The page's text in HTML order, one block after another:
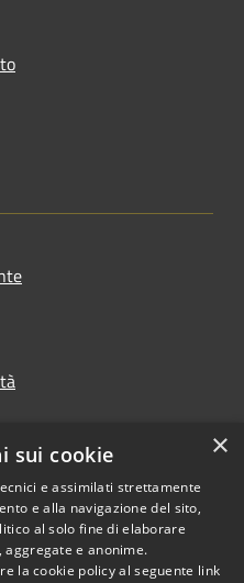
Copyright © 2026 • Comune di
Buccinasco • Powered by
×
sui cookie
e assimilati strettamente
e alla navigazione del sito,
al solo fine di elaborare
e anonime.
la cookie policy al seguente link